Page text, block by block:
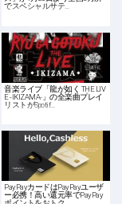
でスペシャルサテ…
音楽ライブ「龍が如く THE LIV
E -IKIZAMA-」の全楽曲プレイ
リストがSpotif…
PayPayカードはPayPayユーザ
ー必携！高い還元率でPayPay